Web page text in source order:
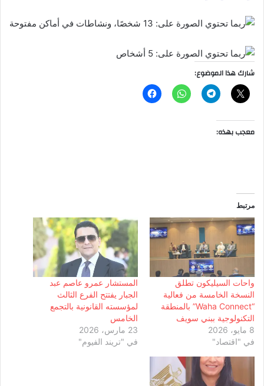
شارك هذا الموضوع:
معجب بهذه:
مرتبط
واحات السيليكون تطلق
النسخة الخامسة من فعالية
“Waha Connect” بالمنطقة
التكنولوجية ببني سويف
8 مايو، 2026
في "اقتصاد"
المستشار عمرو عاصم عبد
الجبار يفتتح الفرع الثالث
لمؤسسته القانونية بالتجمع
الخامس
23 مارس، 2026
في "تريند الفيوم"